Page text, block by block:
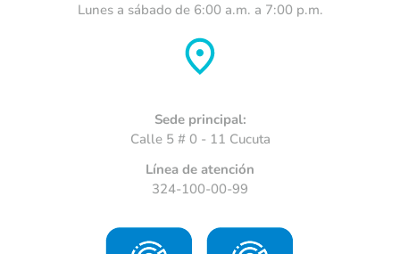
Lunes a sábado de 6:00 a.m. a 7:00 p.m.
Sede principal:
Calle 5 # 0 - 11 Cucuta
Línea de atención
324-100-00-99